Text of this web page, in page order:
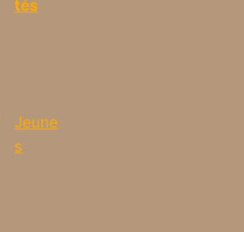
tés
Jeune
s